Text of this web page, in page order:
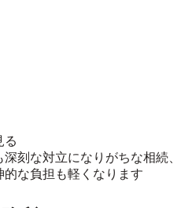
る
刻な対立になりがちな相続、
な負担も軽くなります